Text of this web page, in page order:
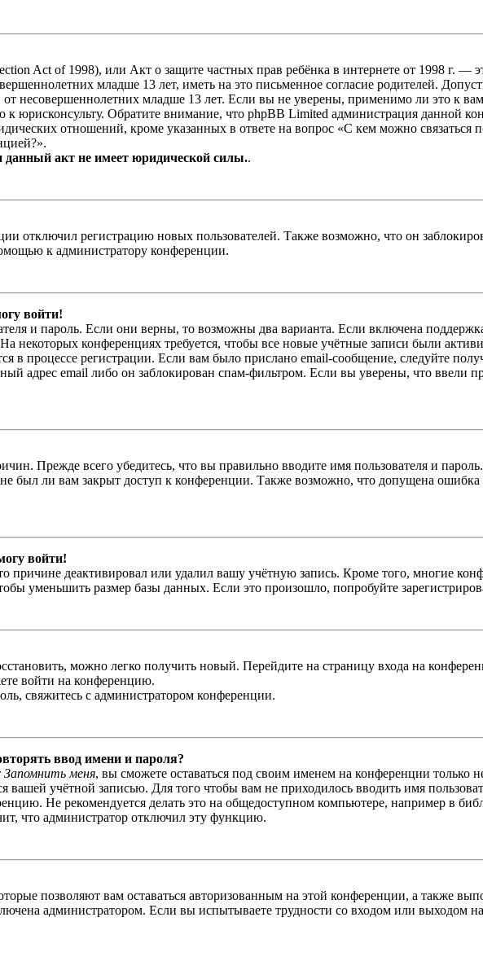
Act of 1998), или Акт о защите частных прав ребёнка в интернете от 1998 г.
младше 13 лет, иметь на это письменное согласие родителей.
несовершеннолетних младше 13 лет. Если вы не уверены, применимо ли это к
к юрисконсульту. Обратите внимание, что phpBB Limited администрация данной
отношений, кроме указанных в ответе на вопрос «С кем можно связаться
данный акт не имеет юридической силы..
отключил регистрацию новых пользователей. Также возможно, что он
к администратору конференции.
войти!
и пароль. Если они верны, то возможны два варианта. Если включена
некоторых конференциях требуется, чтобы все новые учётные записи были
в процессе регистрации. Если вам было прислано email-сообщение, следуйте
адрес email либо он заблокирован спам-фильтром. Если вы уверены, что ввели
Прежде всего убедитесь, что вы правильно вводите имя пользователя и
был ли вам закрыт доступ к конференции. Также возможно, что допущена
войти!
причине деактивировал или удалил вашу учётную запись. Кроме того, многие
уменьшить размер базы данных. Если это произошло, попробуйте
можно легко получить новый. Перейдите на страницу входа на
войти на конференцию.
свяжитесь с администратором конференции.
ввод имени и пароля?
Запомнить меня, вы сможете оставаться под своим именем на конференции только
вашей учётной записью. Для того чтобы вам не приходилось вводить имя
Не рекомендуется делать это на общедоступном компьютере, например в
что администратор отключил эту функцию.
позволяют вам оставаться авторизованным на этой конференции, а также
администратором. Если вы испытываете трудности со входом или выходом